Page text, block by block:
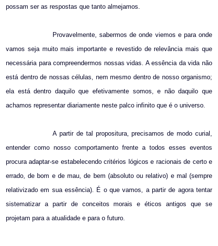
possam ser as respostas que tanto almejamos.
Provavelmente, sabermos de onde viemos e para onde
vamos seja muito mais importante e revestido de relevância mais que
necessária para compreendermos nossas vidas. A essência da vida não
está dentro de nossas células, nem mesmo dentro de nosso organismo;
ela está dentro daquilo que efetivamente somos, e não daquilo que
achamos representar diariamente neste palco infinito que é o universo.
A partir de tal propositura, precisamos de modo curial,
entender como nosso comportamento frente a todos esses eventos
procura adaptar-se estabelecendo critérios lógicos e racionais de certo e
errado, de bom e de mau, de bem (absoluto ou relativo) e mal (sempre
relativizado em sua essência). É o que vamos, a partir de agora tentar
sistematizar a partir de conceitos morais e éticos antigos que se
projetam para a atualidade e para o futuro.